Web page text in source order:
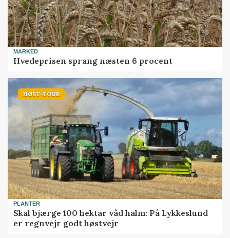
MARKED
Hvedeprisen sprang næsten 6 procent
HØST-TOUR
PLANTER
Skal bjærge 100 hektar våd halm: På Lykkeslund
er regnvejr godt høstvejr